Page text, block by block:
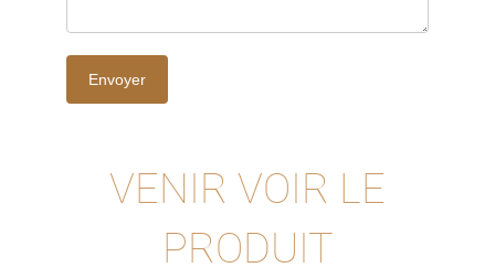
VENIR VOIR LE
PRODUIT